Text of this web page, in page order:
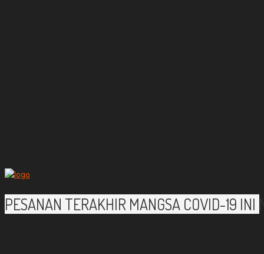
PESANAN TERAKHIR MANGSA COVID-19 INI